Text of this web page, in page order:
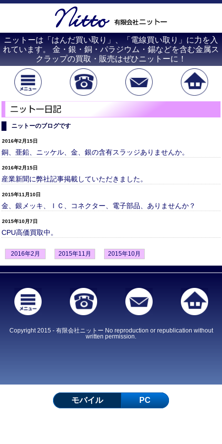
ニットーは「はんだ買い取り」、「電線買い取り」に力を入
れています。 金・銀・銅・パラジウム・錫などを含む金属ス
クラップの買取・販売はぜひニットーに！
ニットーのブログです
2016年2月15日
銅、亜鉛、ニッケル、金、銀の含有スラッジありませんか。
2016年2月15日
産業新聞に弊社記事掲載していただきました。
2015年11月10日
金、銀メッキ、ＩＣ、コネクター、電子部品、ありませんか？
2015年10月7日
CPU高価買取中。
2016年2月 2015年11月 2015年10月
Copyright 2015 - 有限会社ニットー No reproduction or republication without
written permission.
モバイル PC